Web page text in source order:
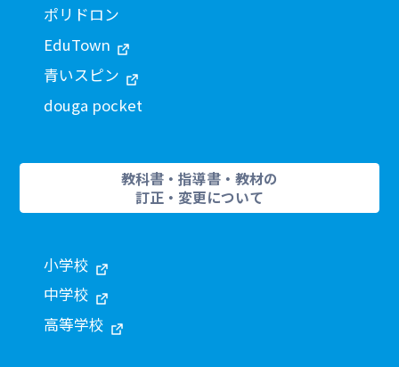
ポリドロン
EduTown
青いスピン
douga pocket
教科書・指導書・教材の
訂正・変更について
小学校
中学校
高等学校